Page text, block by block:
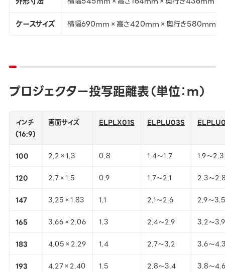
ケースサイズ
横幅690mm×高さ420mm×奥行き580mm
プロジェクター投写距離表（単位：ｍ）
インチ
(16:9)
画面サイズ ELPLX01S ELPLU03S
100 2.2×1.3 0.8 1.4～1.7 1.9～2.3
120 2.7×1.5 0.9 1.7～2.1 2.3～
147 3.25×1.83 1.1 2.1～2.6 2.9～3.5
165 3.66×2.06 1.3 2.4～2.9 3.2～3.9
183 4.05×2.29 1.4 2.7～3.2 3.6～
193 4.27×2.40 1.5 2.8～3.4 3.8～